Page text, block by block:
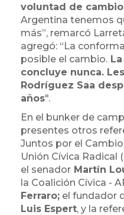
voluntad de cambio
Argentina tenemos
más”, remarcó
agregó: “La
posible el cambio.
concluye nunca.
Rodríguez Saa
años".
En el bunker de
presentes otros
Juntos por el
Unión Cívica Radical
el senador Martín
la Coalición Cívica -
Ferraro; el fundador
Luis Espert, y la